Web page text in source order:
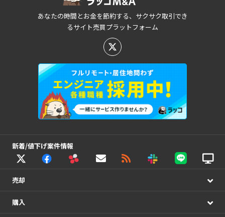
あなたの時間とお金を節約する、サクサク取引でき
るサイト売買プラットフォーム
新着/値下げ案件情報
売却
購入